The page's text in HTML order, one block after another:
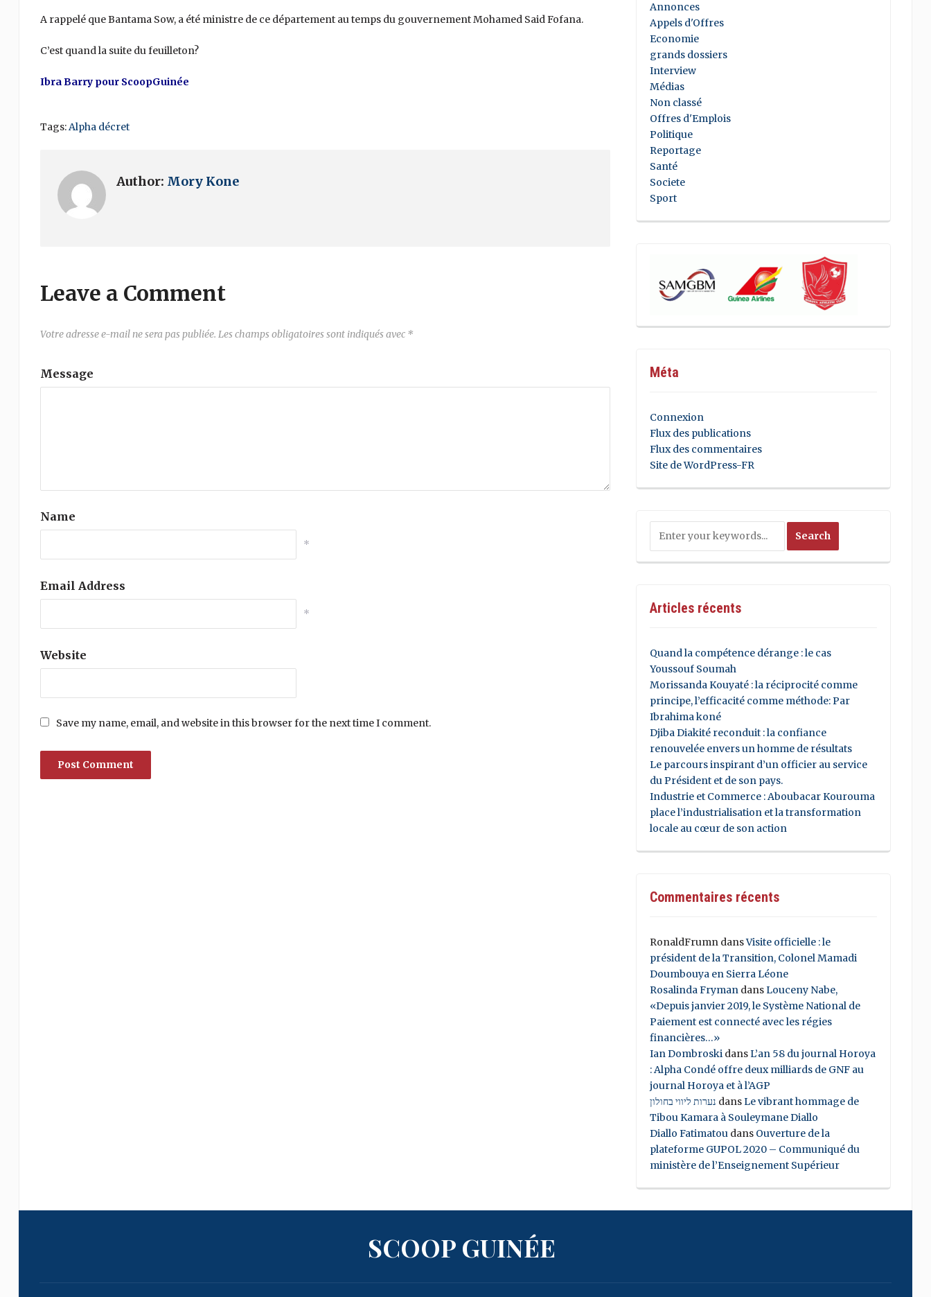
A rappelé que Bantama Sow, a été ministre de ce département au temps du gouvernement Mohamed Said Fofana.
C’est quand la suite du feuilleton?
Ibra Barry pour ScoopGuinée
Tags:Alpha décret
Author: Mory Kone
Leave a Comment
Votre adresse e-mail ne sera pas publiée. Les champs obligatoires sont indiqués avec *
Message
Name
*
Email Address
*
Website
Save my name, email, and website in this browser for the next time I comment.
Annonces
Appels d'Offres
Economie
grands dossiers
Interview
Médias
Non classé
Offres d'Emplois
Politique
Reportage
Santé
Societe
Sport
Méta
Connexion
Flux des publications
Flux des commentaires
Site de WordPress-FR
Articles récents
Quand la compétence dérange : le cas
Youssouf Soumah
Morissanda Kouyaté : la réciprocité comme
principe, l’efficacité comme méthode: Par
Ibrahima koné
Djiba Diakité reconduit : la confiance
renouvelée envers un homme de résultats
Le parcours inspirant d’un officier au service
du Président et de son pays.
Industrie et Commerce : Aboubacar Kourouma
place l’industrialisation et la transformation
locale au cœur de son action
Commentaires récents
RonaldFrumndansVisite officielle : le
président de la Transition, Colonel Mamadi
Doumbouya en Sierra Léone
Rosalinda FrymandansLouceny Nabe,
«Depuis janvier 2019, le Système National de
Paiement est connecté avec les régies
financières…»
Ian DombroskidansL’an 58 du journal Horoya
: Alpha Condé offre deux milliards de GNF au
journal Horoya et à l’AGP
נערות ליווי בחולון dansLe vibrant hommage de
Tibou Kamara à Souleymane Diallo
Diallo Fatimatoudans Ouverture de la
plateforme GUPOL 2020 – Communiqué du
ministère de l’Enseignement Supérieur
SCOOP GUINÉE